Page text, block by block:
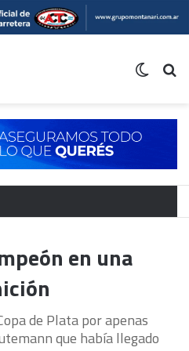
en una
de Plata por apenas
que había llegado